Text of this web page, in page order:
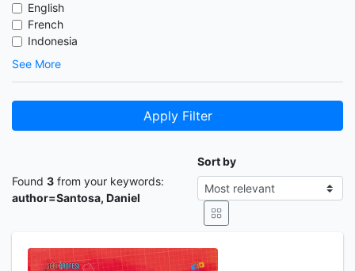
English
French
Indonesia
See More
Apply Filter
Found 3 from your keywords:
author=Santosa, Daniel
Sort by